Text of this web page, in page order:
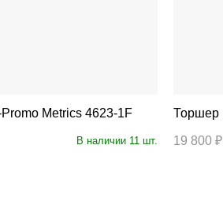
F-Promo Metrics 4623-1F
В наличии 11 шт. 19 800 ₽